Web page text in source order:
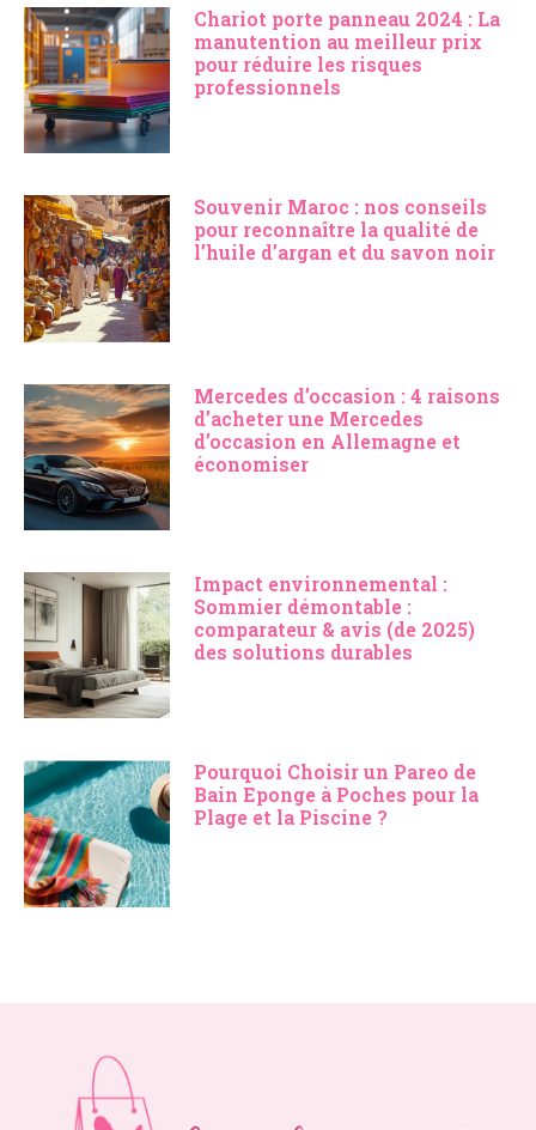
Chariot porte panneau 2024 : La
manutention au meilleur prix
pour réduire les risques
professionnels
Souvenir Maroc : nos conseils
pour reconnaître la qualité de
l’huile d’argan et du savon noir
Mercedes d’occasion : 4 raisons
d’acheter une Mercedes
d’occasion en Allemagne et
économiser
Impact environnemental :
Sommier démontable :
comparateur & avis (de 2025)
des solutions durables
Pourquoi Choisir un Pareo de
Bain Eponge à Poches pour la
Plage et la Piscine ?